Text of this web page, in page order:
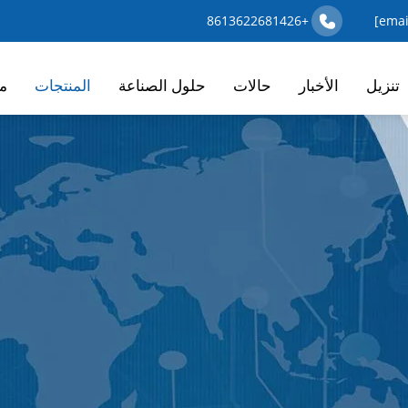
+8613622681426
المنتجات حلول الصناعة حالات الأخبار تنزيل